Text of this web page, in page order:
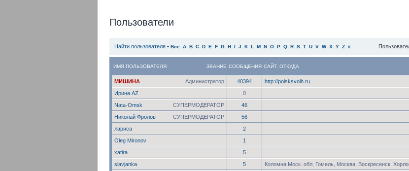
Пользователи
Найти пользователя • Все A B C D E F G H I J K L M N O P Q R S T U V W X Y Z #
ЗВАНИЕ
ИМЯ ПОЛЬЗОВАТЕЛЯ СООБЩЕНИЯ САЙТ, ОТКУДА
Администратор
МИШИНА 40394 http://poisksvoih.ru
Ирина AZ
0
СУПЕРМОДЕРАТОР
Nata-Omsk 46
СУПЕРМОДЕРАТОР
Николай Фролов 56
лариса
2
Oleg Mironov
1
xatira
5
slavjanka
5 Коломна Моск. обл, Гомель, Москва, Воскресенск,